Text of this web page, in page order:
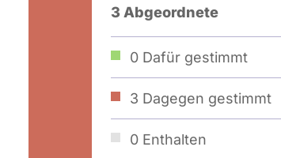
3 Abgeordnete
0 Dafür gestimmt
3 Dagegen gestimmt
0 Enthalten